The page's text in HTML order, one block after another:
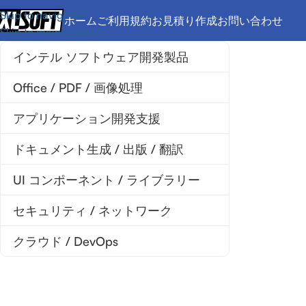
Skip to navigation
Skip to main content
ホーム ご利用規約お見積り作成お問い合わせ
インテル ソフトウェア開発製品
Office / PDF / 画像処理
アプリケーション開発支援
ドキュメント生成 / 出版 / 翻訳
UI コンポーネント / ライブラリー
セキュリティ / ネットワーク
クラウド / DevOps